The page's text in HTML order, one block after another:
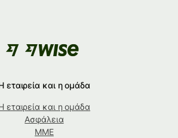
εταιρεία και η ομάδα
εταιρεία και η ομάδα
Ασφάλεια
ΜΜΕ